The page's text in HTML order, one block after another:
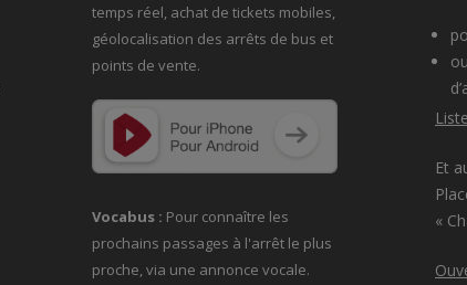
temps réel, achat de tickets mobiles,
géolocalisation des arrêts de bus et
points de vente.
Vocabus : Pour connaître les
prochains passages à l'arrêt le plus
proche, via une annonce vocale.
Et
«